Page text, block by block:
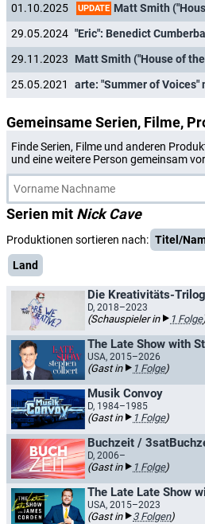
01.10.2025
UPDATE Matt Smith ("House of the Dragon") in
29.05.2024
29.11.2023
25.05.2021
Gemeinsame Serien, Filme,
Finde Serien, Filme und anderen
und eine weitere Person gemeinsam
Serien mit Nick Cave
Produktionen sortieren nach: Titel/
Land
D, 2018–2023
(Schauspieler in 1 Folge
The Late Show with
USA, 2015–2026
(Gast in 1 Folge)
Musik Convoy
D, 1984–1985
(Gast in 1 Folge)
Buchzeit /
D, 2006–
(Gast in 1 Folge)
The Late Late Show
USA, 2015–2023
(Gast in 3 Folgen)